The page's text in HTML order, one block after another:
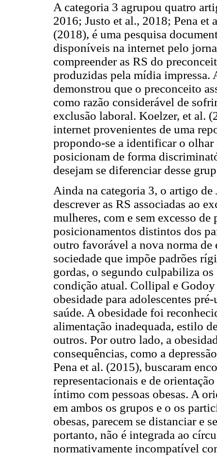
A categoria 3 agrupou quatro
2016; Justo et al., 2018; Pena et
(2018), é uma pesquisa
disponíveis na internet pelo
compreender as RS do
produzidas pela mídia impressa.
demonstrou que o preconceito
como razão considerável de
exclusão laboral. Koelzer, et al.
internet provenientes de uma
propondo-se a identificar o olhar
posicionam de forma
desejam se diferenciar desse
Ainda na categoria 3, o artigo
descrever as RS associadas ao
mulheres, com e sem excesso
posicionamentos distintos dos
outro favorável a nova norma
sociedade que impõe padrões
gordas, o segundo culpabiliza
condição atual. Collipal e Godoy
obesidade para adolescentes
saúde. A obesidade foi
alimentação inadequada, estilo
outros. Por outro lado, a
consequências, como a
Pena et al. (2015), buscaram
representacionais e de
íntimo com pessoas obesas. A
em ambos os grupos e o os
obesas, parecem se distanciar e
portanto, não é integrada ao
normativamente incompatível